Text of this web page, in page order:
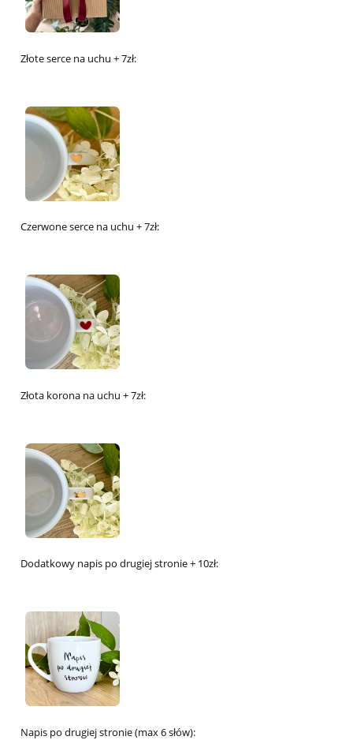
Złote serce na uchu + 7zł:
Czerwone serce na uchu + 7zł:
Złota korona na uchu + 7zł:
Dodatkowy napis po drugiej stronie + 10zł:
Napis po drugiej stronie (max 6 słów):